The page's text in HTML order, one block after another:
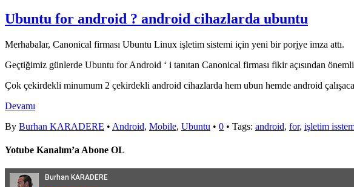
Ubuntu for android ? android cihazlarda ubuntu
Merhabalar, Canonical firması Ubuntu Linux işletim sistemi için yeni bir porjye imza attı.
Geçtiğimiz günlerde Ubuntu for Android ‘ i tanıtan Canonical firması fikir açısından
Çok çekirdekli minumum 2 çekirdekli android cihazlarda hem ubun hemde android
Devamı
By Burhan KARADERE • Android, Mobile, Ubuntu • 0 • Tags: android, for, işletim
Yotube Kanalım’a Abone OL